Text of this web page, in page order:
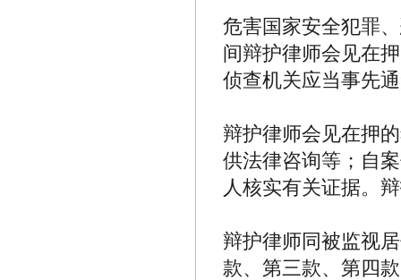
危害国家安全犯罪
间辩护律师会见在
侦查机关应当事先
辩护律师会见在押
供法律咨询等；自
人核实有关证据。
辩护律师同被监视
款、第三款、第四